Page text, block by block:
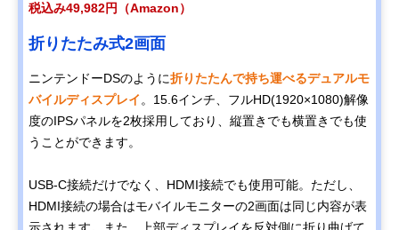
税込み49,982円（Amazon）
折りたたみ式2画面
ニンテンドーDSのように折りたたんで持ち運べるデュアルモ
バイルディスプレイ 。15.6インチ、フルHD(1920×1080)解像
度のIPSパネルを2枚採用しており、縦置きでも横置きでも使
うことができます。
USB-C接続だけでなく、HDMI接続でも使用可能。ただし、
HDMI接続の場合はモバイルモニターの2画面は同じ内容が表
示されます。また、上部ディスプレイを反対側に折り曲げて